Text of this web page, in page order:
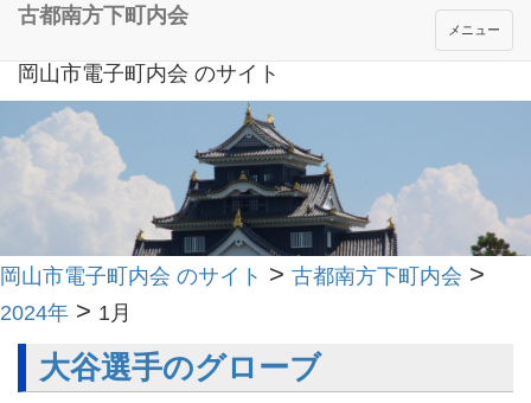
岡山市電子町内会 のサイト
メニュー
古都南方下町内会
岡山市電子町内会 のサイト > 古都南方下町内会 >
2024年 > 1月
大谷選手のグローブ